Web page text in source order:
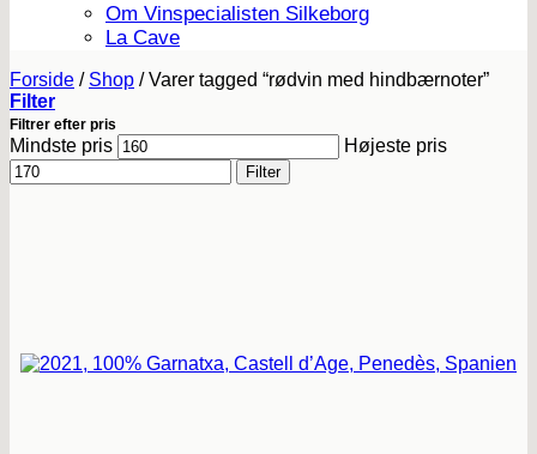
Om Vinspecialisten Silkeborg
La Cave
Forside / Shop /Varer tagged “rødvin med hindbærnoter”
Filter
Filtrer efter pris
Mindste pris Højeste pris
Filter